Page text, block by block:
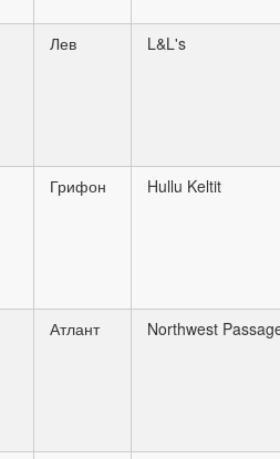
Лев L&L's
Грифон Hullu Keltit
Атлант Northwest